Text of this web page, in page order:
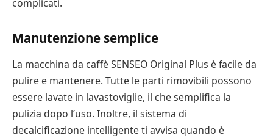
complicati.
Manutenzione semplice
La macchina da caffè SENSEO Original Plus è facile da
pulire e mantenere. Tutte le parti rimovibili possono
essere lavate in lavastoviglie, il che semplifica la
pulizia dopo l’uso. Inoltre, il sistema di
decalcificazione intelligente ti avvisa quando è